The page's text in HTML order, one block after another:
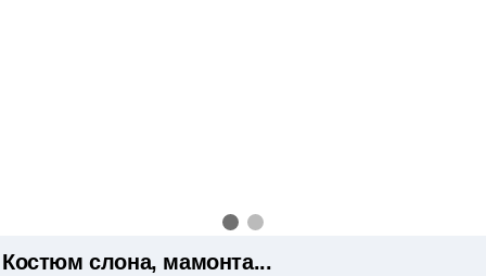
Костюм слона, мамонта...